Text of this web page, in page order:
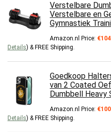
Verstelbare
Verstelbare en
Gymnastiek
Amazon.nl Price: €
Details) & FREE Shipping.
Goedkoop
van 2 Coated
Dumbbell Heavy
Amazon.nl Price: €
Details) & FREE Shipping.